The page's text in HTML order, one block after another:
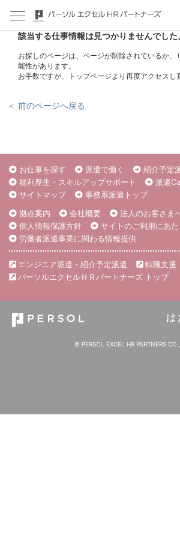
該当する仕事情報は見つかりませんでした
お探しのページは、ページが削除されているか、
能性があります。
お手数ですが、トップページより再度アクセスし
＜ 前のページへ戻る
お仕事を探す 派遣で働く
紹介予定
福利厚生・スキルアップサポート
派遣
サイトマップ
事務系派遣トップ
拠点案内
会社概要
法人のお客さま
個人情報保護方針
サイトのご利用にあ
労働者派遣事業に関わる情報提供
エンジニア派遣・紹介予定派遣
転職支援
パーソルエクセルＨＲパートナーズ トップ
© PERSOL EXCEL HR PARTNERS